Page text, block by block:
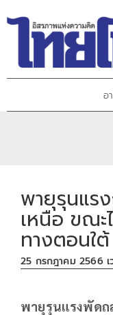
อ
พายุรุนแร
เหนือ ขณ
ทางตอนใต้
25 กรกฎาคม 2566 เ
พายุรุนแรงพัด